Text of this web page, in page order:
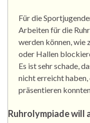
Für die
Arbeiten für die
werden können, wie
oder Hallen
Es ist sehr schade,
nicht erreicht
präsentieren
Ruhrolympiade will